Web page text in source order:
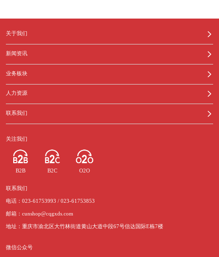
关于我们
新闻资讯
业务板块
人力资源
联系我们
关注我们
B2B B2C O2O
联系我们
电话：023-61753993 / 023-61753853
邮箱：cunshop@cqgxds.com
地址：重庆市渝北区大竹林街道黄山大道中段67号信达国际E栋7楼
微信公众号